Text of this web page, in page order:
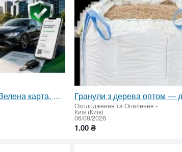
Страхування PZU:Зелена карта, автоцивілка, медичне
Охолодження та Опалення -
Київ (Київ)
06/08/2026
1.00 ₴